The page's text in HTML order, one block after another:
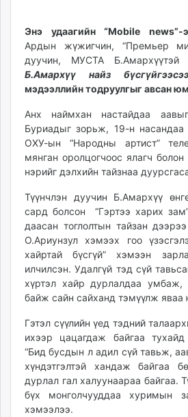
ikon.mn
mnb.mn
Livetv.mn
Eguur.mn
24tsag.mn
shuud.mn
eagle.mn
ergelt.mn
zarig.mn
today.mn
zuv.mn
mminfo.mn
ugluu.mn
urlag.mn
unen.mn
asu.mn
shuurhai.mn
unuudur.mn
isee.mn
mglradio.com
fact.mn
Энэ удаагийн “Mobile news”-
Ардын жүжигчин, “Премьер
дуучин, МУСТА Б.Амархүүтэй
Б.Амархүү найз
мэдээллийн тодруулгыг авсан
Анх наймхан настайдаа
Буриадыг зорьж, 19-н
ОХУ-ын “Народны артист”
мянган оролцогчоос ялагч
нэрийг дэлхийн тайзнаа
Түүнчлэн дуучин Б.Амархүү
сард болсон “Гэртээ харих
даасан тоглолтын тайзан
О.Ариунзул хэмээх гоо
хайртай бүсгүй” хэмээн
илчилсэн. Удалгүй тэд сүй
хүртэл хайр дурлалдаа умбаж,
байж сайн сайханд тэмүүлж яваа
Гэтэл сүүлийн үед тэдний
ихээр цацагдаж байгаа
“Бид бусдын л адил сүй тавьж,
хүндэтгэлтэй хандаж байгаа
дурлал гал халуунаараа байгаа.
бүх монголчууддаа хуримын
хэмээлээ.